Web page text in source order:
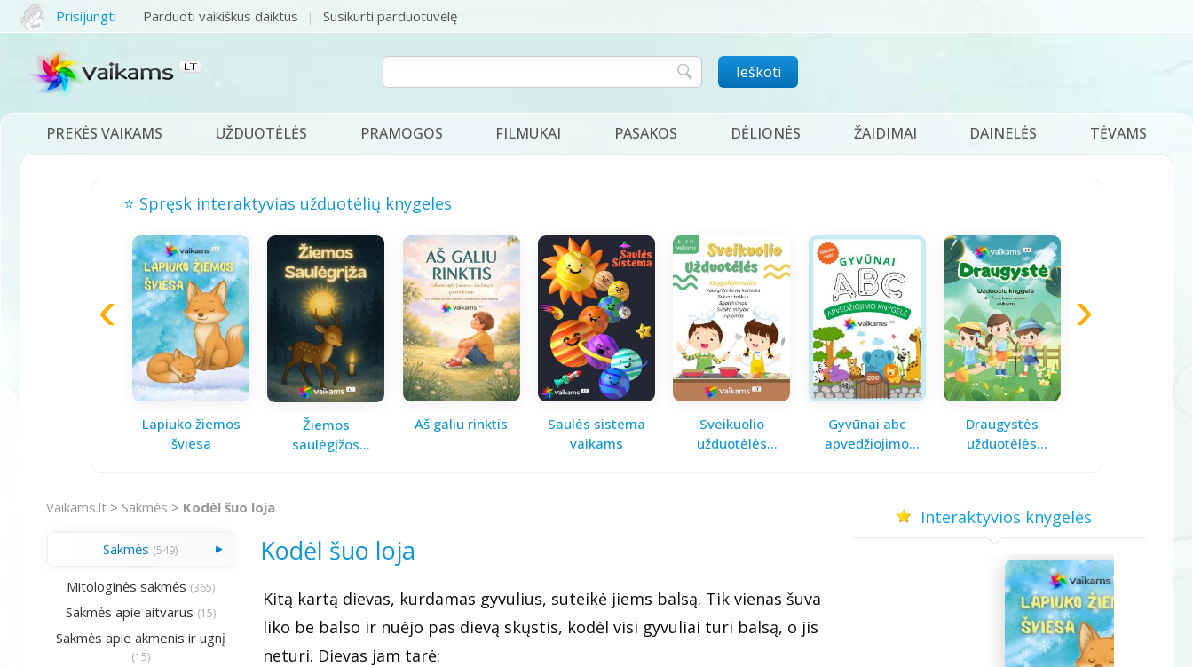
Prisijungti Parduoti vaikiškus daiktus Susikurti parduotuvėlę
Ieškoti
PREKĖS VAIKAMS UŽDUOTĖLĖS PRAMOGOS FILMUKAI PASAKOS DĖLIONĖS ŽAIDIMAI DAINELĖS TĖVAMS
⭐ Spręsk interaktyvias užduotėlių knygeles
Lapiuko žiemos
šviesa
Žiemos
saulėgįžos
Aš galiu rinktis
Saulės sistema
vaikams
Sveikuolio
užduotėlės
Gyvūnai abc
apvedžiojimo
Draugystės
užduotėlės
Vaikams.lt > Sakmės > Kodėl šuo loja
Sakmės (549)
Mitologinės sakmės (365)
Sakmės apie aitvarus (15)
Sakmės apie akmenis ir ugnį
(15)
Kodėl šuo loja
Kitą kartą dievas, kurdamas gyvulius, suteikė jiems balsą. Tik vienas šuva
liko be balso ir nuėjo pas dievą skųstis, kodėl visi gyvuliai turi balsą, o jis
neturi. Dievas jam tarė:
Interaktyvios knygelės